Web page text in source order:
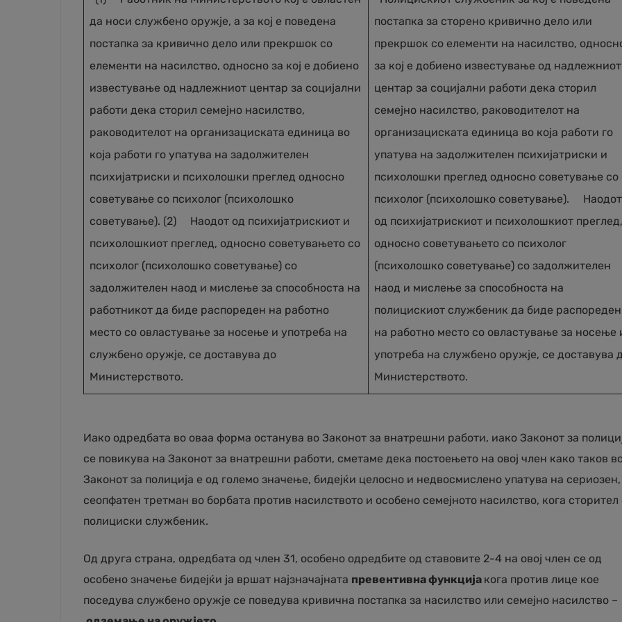
да носи службено оружје, а за кој е поведена
постапка за кривично дело или прекршок со
елементи на насилство, односно за кој е добиено
известување од надлежниот центар за социјални
работи дека сторил семејно насилство,
раководителот на организациската единица во
која работи го упатува на задолжителен
психијатриски и психолошки преглед односно
советување со психолог (психолошко
советување). (2) Наодот од психијатрискиот и
психолошкиот преглед, односно советувањето со
психолог (психолошко советување) со
задолжителен наод и мислење за способноста на
работникот да биде распореден на работно
место со овластување за носење и употреба на
службено оружје, се доставува до
Министерството.
постапка за сторено кривично дело или
прекршок со елементи на насилство,
за кој е добиено известување од надлежниот
центар за социјални работи дека сторил
семејно насилство, раководителот на
организациската единица во која работи го
упатува на задолжителен психијатриски и
психолошки преглед односно советување со
психолог (психолошко советување). Наодот
од психијатрискиот и психолошкиот преглед,
односно советувањето со психолог
(психолошко советување) со задолжителен
наод и мислење за способноста на
полицискиот службеник да биде распореден
на работно место со овластување за носење
употреба на службено оружје, се доставува
Министерството.
Иако одредбата во оваа форма останува во Законот за внатрешни работи, иако Законот за
се повикува на Законот за внатрешни работи, сметаме дека постоењето на овој член како таков
Законот за полиција е од големо значење, бидејќи целосно и недвосмислено упатува на сериозен,
сеопфатен третман во борбата против насилството и особено семејното насилство, кога сторител
полициски службеник.
Од друга страна, одредбата од член 31, особено одредбите од ставовите 2-4 на овој член се од
особено значење бидејќи ја вршат најзначајната превентивна функција кога против лице кое
поседува службено оружје се поведува кривична постапка за насилство или семејно насилство –